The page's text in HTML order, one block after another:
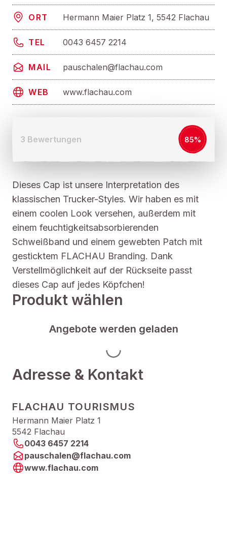
ORT Hermann Maier Platz 1, 5542 Flachau
TEL 0043 6457 2214
MAIL pauschalen@flachau.com
WEB www.flachau.com
3 Bewertungen 85%
Dieses Cap ist unsere Interpretation des
klassischen Trucker-Styles. Wir haben es mit
einem coolen Look versehen, außerdem mit
einem feuchtigkeitsabsorbierenden
Schweißband und einem gewebten Patch mit
gesticktem FLACHAU Branding. Dank
Verstellmöglichkeit auf der Rückseite passt
dieses Cap auf jedes Köpfchen!
Produkt wählen
Angebote werden geladen
Adresse & Kontakt
FLACHAU TOURISMUS
Hermann Maier Platz 1
5542 Flachau
0043 6457 2214
pauschalen@flachau.com
www.flachau.com